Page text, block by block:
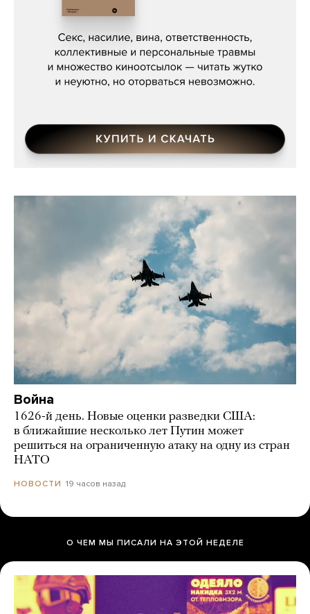
Сергей Кузнецов, «Мясорубка
Война
1626-й день. Новые оценки разведки США:
в ближайшие несколько лет Путин может
решиться на ограниченную атаку на одну из стран
НАТО
НОВОСТИ 19 часов назад
О ЧЕМ МЫ ПИСАЛИ НА ЭТОЙ НЕДЕЛЕ